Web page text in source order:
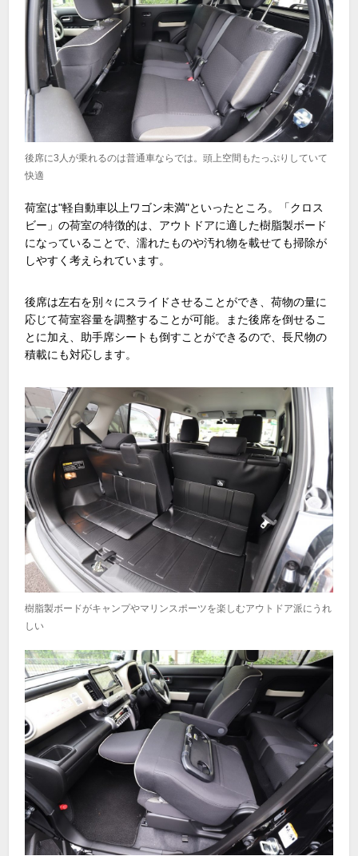
後席に3人が乗れるのは普通車ならでは。頭上空間もたっぷりしていて
快適
荷室は"軽自動車以上ワゴン未満"といったところ。「クロス
ビー」の荷室の特徴的は、アウトドアに適した樹脂製ボード
になっていることで、濡れたものや汚れ物を載せても掃除が
しやすく考えられています。
後席は左右を別々にスライドさせることができ、荷物の量に
応じて荷室容量を調整することが可能。また後席を倒せるこ
とに加え、助手席シートも倒すことができるので、長尺物の
積載にも対応します。
樹脂製ボードがキャンプやマリンスポーツを楽しむアウトドア派にうれ
しい